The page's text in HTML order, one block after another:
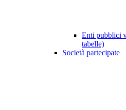
Enti pubblici
tabelle)
Società partecipate